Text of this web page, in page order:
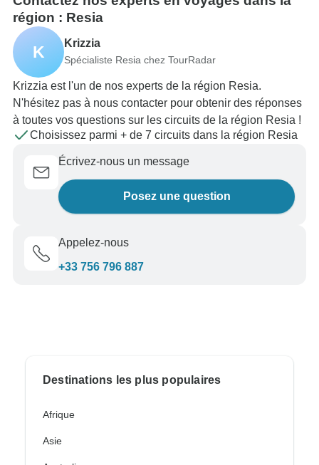
région : Resia
K Krizzia
Spécialiste Resia chez TourRadar
Krizzia est l'un de nos experts de la région Resia.
N'hésitez pas à nous contacter pour obtenir des réponses
à toutes vos questions sur les circuits de la région Resia !
Choisissez parmi + de 7 circuits dans la région Resia
Écrivez-nous un message
Posez une question
Appelez-nous
+33 756 796 887
Destinations les plus populaires
Afrique
Asie